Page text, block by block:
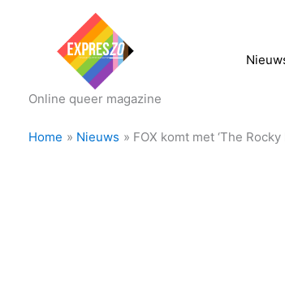
Online queer magazine
Home Nieuws FOX komt met ‘The